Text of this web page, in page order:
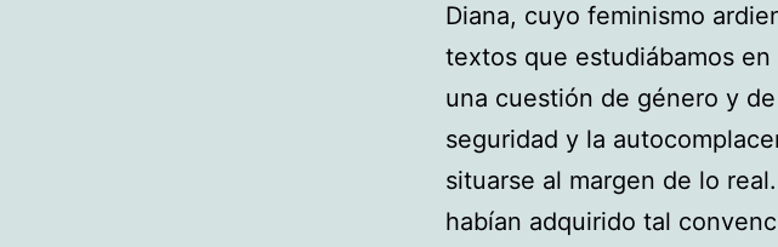
Diana, cuyo feminismo
textos que estudiábamos
una cuestión de género y
seguridad y la
situarse al margen de lo
habían adquirido tal